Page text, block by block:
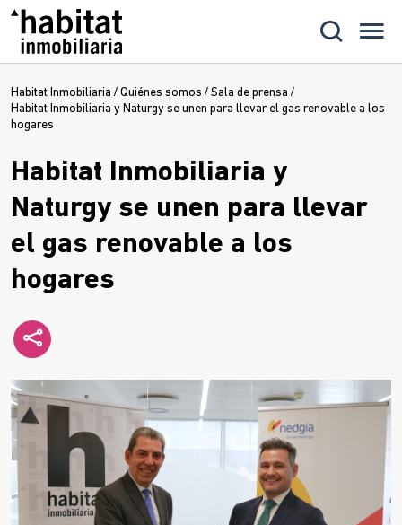
Habitat Inmobiliaria / Quiénes somos / Sala de prensa /
Habitat Inmobiliaria y Naturgy se unen para llevar el gas renovable a los
hogares
Habitat Inmobiliaria y
Naturgy se unen para llevar
el gas renovable a los
hogares